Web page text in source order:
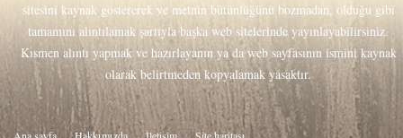
sitesini kaynak göstererek ve metnin bütünlüğünü bozmadan, olduğu gibi
tamamını alıntılamak şartıyla başka web sitelerinde yayınlayabilirsiniz.
Kısmen alıntı yapmak ve hazırlayanın ya da web sayfasının ismini kaynak
olarak belirtmeden kopyalamak yasaktır.